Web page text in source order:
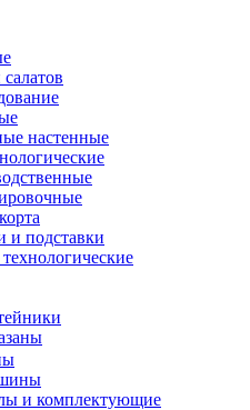
настенные
и подставки
и комплектующие